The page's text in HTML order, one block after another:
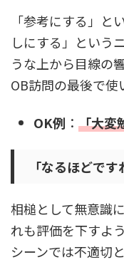
「参考にする」と
しにする」という
うな上から目線の
OB訪問の最後で使
OK例 ： 「大変
「なるほどです
相槌として無意識
れも評価を下すよ
シーンでは不適切